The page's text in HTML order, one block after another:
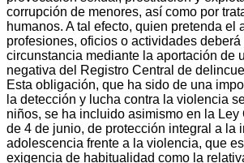
corrupción de menores, así como por
humanos. A tal efecto, quien pretenda el
profesiones, oficios o actividades deberá
circunstancia mediante la aportación de
negativa del Registro Central de
Esta obligación, que ha sido de una
la detección y lucha contra la violencia
niños, se ha incluido asimismo en la Ley
de 4 de junio, de protección integral a la
adolescencia frente a la violencia, que
exigencia de habitualidad como la